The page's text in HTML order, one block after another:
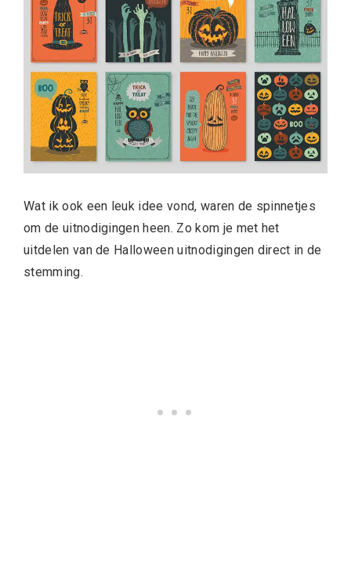
Wat ik ook een leuk idee vond, waren de spinnetjes
om de uitnodigingen heen. Zo kom je met het
uitdelen van de Halloween uitnodigingen direct in de
stemming.